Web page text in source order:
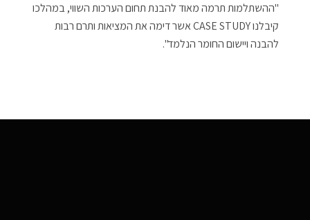
"ההשתלמות תרמה מאוד להבנת תחום הערכות השווי, במהלכו
קיבלנו CASE STUDY אשר דימה את המציאות ותרם רבות
להבנה ויישום החומר הנלמד".